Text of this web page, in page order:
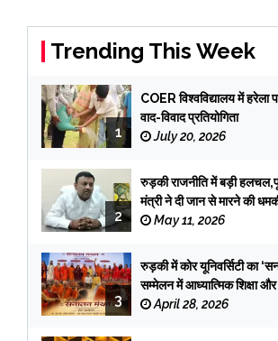
Trending This Week
1
COER विश्वविद्यालय में हरेला
वाद-विवाद प्रतियोगिता
July 20, 2026
2
रुड़की राजनीति में बड़ी
मंत्री ने दी जान से मारने की
May 11, 2026
3
रुड़की में कोर यूनिवर्सिटी का
सम्मेलन में आध्यात्मिक शिक्षा
April 28, 2026